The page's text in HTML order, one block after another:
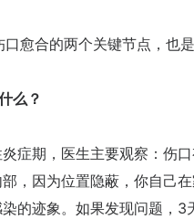
合的两个关键节点，也
么？
期，医生主要观察：伤口
，因为位置隐蔽，你自己
的迹象。如果发现问题